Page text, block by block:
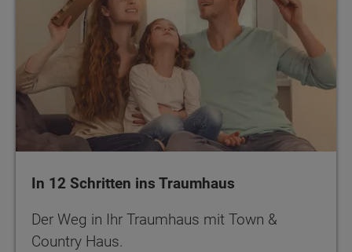
In 12 Schritten ins Traumhaus
Der Weg in Ihr Traumhaus mit Town &
Country Haus.